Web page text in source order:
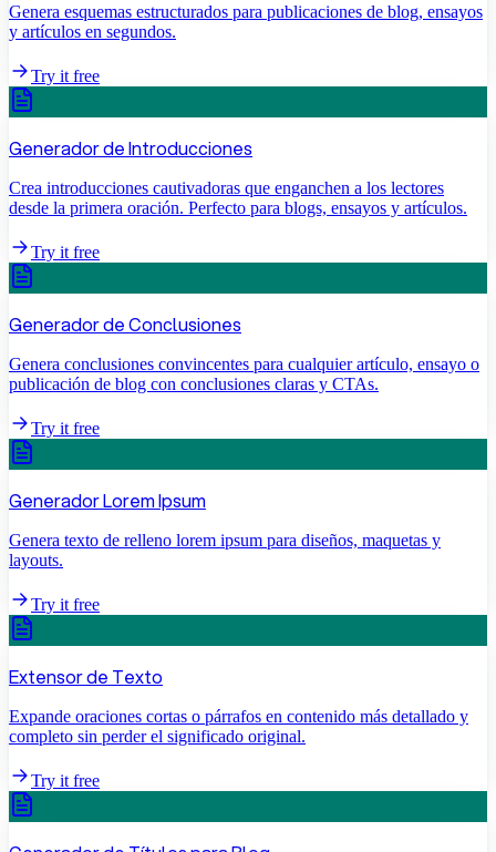
Genera esquemas estructurados para publicaciones de blog, ensayos
y artículos en segundos.
Try it free
Generador de Introducciones
Crea introducciones cautivadoras que enganchen a los lectores
desde la primera oración. Perfecto para blogs, ensayos y artículos.
Try it free
Generador de Conclusiones
Genera conclusiones convincentes para cualquier artículo, ensayo o
publicación de blog con conclusiones claras y CTAs.
Try it free
Generador Lorem Ipsum
Genera texto de relleno lorem ipsum para diseños, maquetas y
layouts.
Try it free
Extensor de Texto
Expande oraciones cortas o párrafos en contenido más detallado y
completo sin perder el significado original.
Try it free